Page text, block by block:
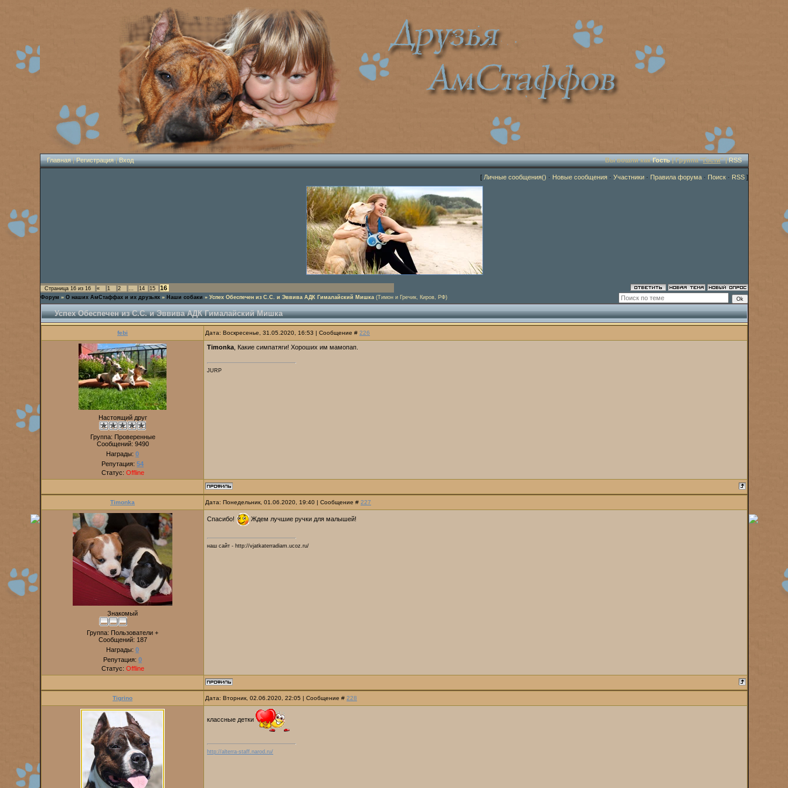
Главная|Регистрация|Вход Вы вошли какГость| Группа "Гости" |RSS
[ Личные сообщения() · Новые сообщения · Участники · Правила форума · Поиск · RSS ]
Страница 16 из 16 « 1 2 … 14 15 16
Форум » О наших АмСтаффах и их друзьях » Наши собаки » Успех Обеспечен из С.С. и Эввива АДК Гималайский Мишка (Тимон и Гречик, Киров, РФ)
Успех Обеспечен из С.С. и Эввива АДК Гималайский Мишка
febi Дата: Воскресенье, 31.05.2020, 16:53 | Сообщение # 226
Настоящий друг
Группа: Проверенные
Сообщений: 9490
Награды: 0
Репутация: 54
Статус: Offline
Timonka , Какие симпатяги! Хороших им мамопап.
JURP
Timonka Дата: Понедельник, 01.06.2020, 19:40 | Сообщение # 227
Знакомый
Группа: Пользователи +
Сообщений: 187
Награды: 0
Репутация: 0
Статус: Offline
Спасибо! Ждем лучшие ручки для малышей!
наш сайт - http://vjatkaterradiam.ucoz.ru/
Tigrino Дата: Вторник, 02.06.2020, 22:05 | Сообщение # 228
классные детки
http://alterra-staff.narod.ru/